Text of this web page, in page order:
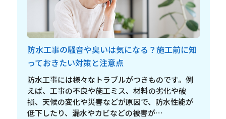
防水工事の騒音や臭いは気になる？施工前に知
っておきたい対策と注意点
防水工事には様々なトラブルがつきものです。例
えば、工事の不良や施工ミス、材料の劣化や破
損、天候の変化や災害などが原因で、防水性能が
低下したり、漏水やカビなどの被害が…